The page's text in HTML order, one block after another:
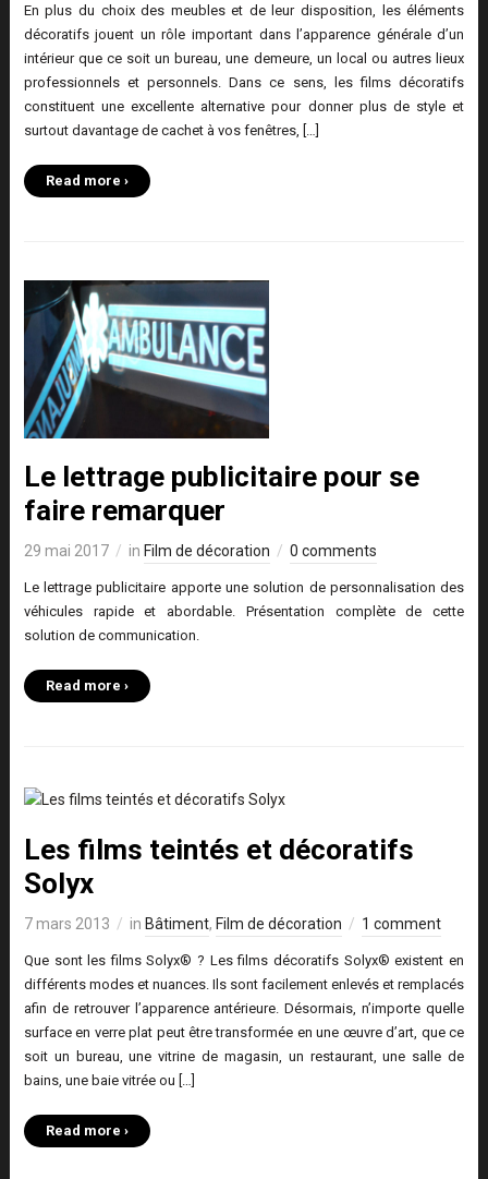
En plus du choix des meubles et de leur disposition, les éléments
décoratifs jouent un rôle important dans l’apparence générale d’un
intérieur que ce soit un bureau, une demeure, un local ou autres lieux
professionnels et personnels. Dans ce sens, les films décoratifs
constituent une excellente alternative pour donner plus de style et
surtout davantage de cachet à vos fenêtres, […]
Read more ›
Le lettrage publicitaire pour se
faire remarquer
29 mai 2017 in Film de décoration 0 comments
Le lettrage publicitaire apporte une solution de personnalisation des
véhicules rapide et abordable. Présentation complète de cette
solution de communication.
Read more ›
Les films teintés et décoratifs
Solyx
7 mars 2013 in Bâtiment, Film de décoration 1 comment
Que sont les films Solyx® ? Les films décoratifs Solyx® existent en
différents modes et nuances. Ils sont facilement enlevés et remplacés
afin de retrouver l’apparence antérieure. Désormais, n’importe quelle
surface en verre plat peut être transformée en une œuvre d’art, que ce
soit un bureau, une vitrine de magasin, un restaurant, une salle de
bains, une baie vitrée ou […]
Read more ›